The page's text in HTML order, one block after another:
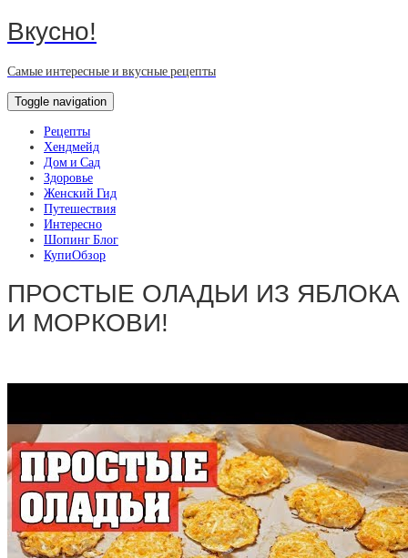
Вкусно!
Самые интересные и вкусные рецепты
Toggle navigation
Рецепты
Хендмейд
Дом и Сад
Здоровье
Женский Гид
Путешествия
Интересно
Шопинг Блог
КупиОбзор
ПРОСТЫЕ ОЛАДЬИ ИЗ ЯБЛОКА
И МОРКОВИ!